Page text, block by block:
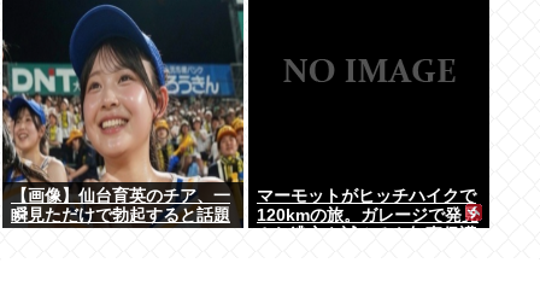
【画像】仙台育英のチア、一
瞬見ただけで勃起すると話題
マーモットがヒッチハイクで
120kmの旅。ガレージで発見